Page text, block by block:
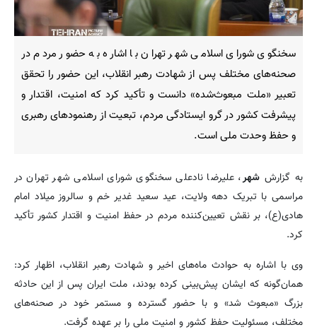
سخنگوی شورای اسلامی شهر تهران با اشاره به حضور مردم در
صحنه‌های مختلف پس از شهادت رهبر انقلاب، این حضور را تحقق
تعبیر «ملت مبعوث‌شده» دانست و تأکید کرد که امنیت، اقتدار و
پیشرفت کشور در گرو ایستادگی مردم، تبعیت از رهنمودهای رهبری
و حفظ وحدت ملی است.
به گزارششهر، علیرضا نادعلی سخنگوی شورای اسلامی شهر تهران در
مراسمی با تبریک دهه ولایت، عید سعید غدیر خم و سالروز میلاد امام
هادی(ع)، بر نقش تعیین‌کننده مردم در حفظ امنیت و اقتدار کشور تأکید
کرد.
وی با اشاره به حوادث ماه‌های اخیر و شهادت رهبر انقلاب، اظهار کرد:
همان‌گونه که ایشان پیش‌بینی کرده بودند، ملت ایران پس از این حادثه
بزرگ «مبعوث شد» و با حضور گسترده و مستمر خود در صحنه‌های
مختلف، مسئولیت حفظ کشور و امنیت ملی را بر عهده گرفت.